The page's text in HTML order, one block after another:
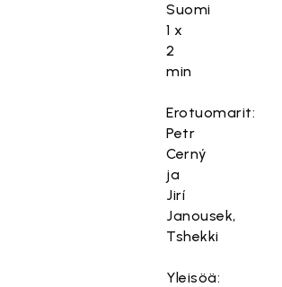
Suomi
1 x
2
min
Erotuomarit:
Petr
Cerný
ja
Jirí
Janousek,
Tshekki
Yleisöä: